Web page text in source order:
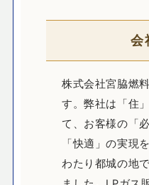
会
株式会社宮脇燃
す。弊社は「住
て、お客様の「
「快適」の実現
わたり都城の地